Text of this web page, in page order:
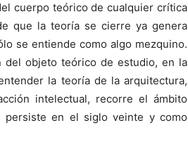
cuerpo teórico de cualquier crítica
que la teoría se cierre ya genera
se entiende como algo mezquino.
del objeto teórico de estudio, en la
la teoría de la arquitectura,
intelectual, recorre el ámbito
persiste en el siglo veinte y como